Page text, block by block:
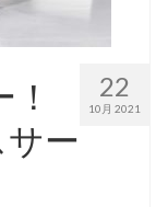
22
10月 2021
ー